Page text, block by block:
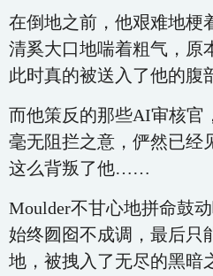
在倒地之前，他艰难地梗
清奚大口地喘着粗气，原
此时真的被送入了他的腹
而他策反的那些AI审核官
毫无阻拦之意，俨然已经
这么背叛了他……
Moulder不甘心地拼命鼓
始终囫囵不成调，最后只
地，被拽入了无尽的黑暗